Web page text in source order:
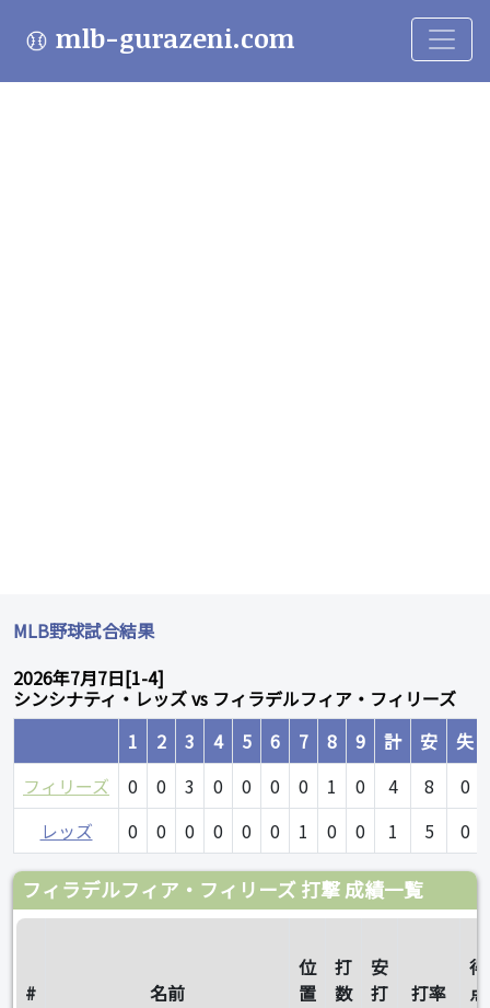
mlb-gurazeni.com
MLB野球試合結果
2026年7月7日[1-4]
シンシナティ・レッズ vs フィラデルフィア・フィリーズ
1
2 3 4 5 6 7 8 9 計 安
失
フィリーズ
0 0 3 0 0 0 0 1 0 4 8
0
レッズ
0 0 0 0 0 0 1 0 0 1 5 0
フィラデルフィア・フィリーズ 打撃 成績一覧
# 名前
位
置
打
数
安
打
打率
得
点